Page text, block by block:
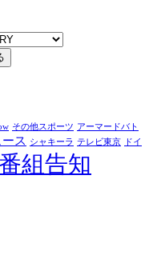
その他スポーツ アーマードバト
ス シャキーラ テレビ東京 ドイ
番組告知